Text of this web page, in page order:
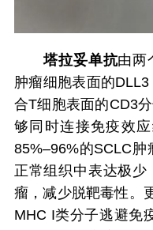
塔拉妥单抗由两
肿瘤细胞表面的
合T细胞表面的CD3
够同时连接免疫效
85%–96%的SCLC
正常组织中表达极少
瘤，减少脱靶毒性。
MHC I类分子逃避免